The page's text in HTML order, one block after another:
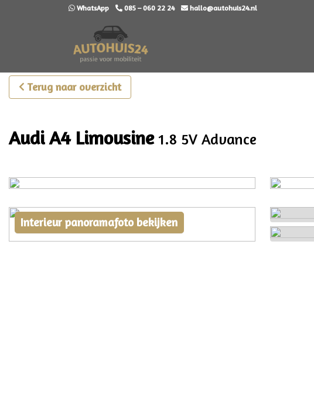
WhatsApp 085 – 060 22 24 hallo@autohuis24.nl
Terug naar overzicht
Audi A4 Limousine 1.8 5V Advance
Interieur panoramafoto bekijken